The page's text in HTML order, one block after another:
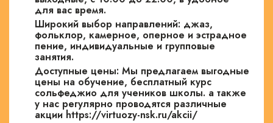
для вас время.
Широкий выбор направлений: джаз,
фольклор, камерное, оперное и эстрадное
пение, индивидуальные и групповые
занятия.
Доступные цены: Мы предлагаем выгодные
цены на обучение, бесплатный курс
сольфеджио для учеников школы. а также
у нас регулярно проводятся различные
акции https://virtuozy-nsk.ru/akcii/